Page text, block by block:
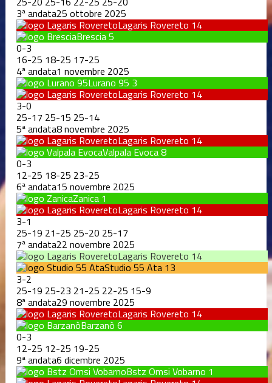
3ª andata25 ottobre 2025
Lagaris Rovereto 14
Brescia5
0-3
16-25 18-25 17-25
4ª andata1 novembre 2025
Lurano 95 3
Lagaris Rovereto 14
3-0
25-17 25-15 25-14
5ª andata8 novembre 2025
Lagaris Rovereto 14
Valpala Evoca8
0-3
12-25 18-25 23-25
6ª andata15 novembre 2025
Zanica 1
Lagaris Rovereto 14
3-1
25-19 21-25 25-20 25-17
7ª andata22 novembre 2025
Lagaris Rovereto 14
Studio 55 Ata 13
3-2
25-19 25-23 21-25 22-25 15-9
8ª andata29 novembre 2025
Lagaris Rovereto 14
Barzanò 6
0-3
12-25 12-25 19-25
9ª andata6 dicembre 2025
Bstz Omsi Vobarno 1